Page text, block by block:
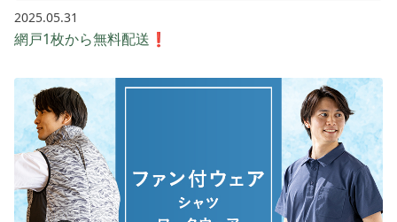
2025.05.31
網戸1枚から無料配送❗